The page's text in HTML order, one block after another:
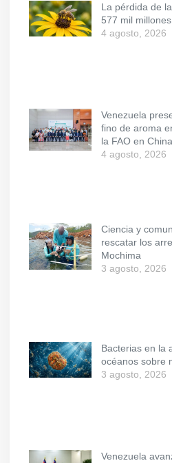
La pérdida de
577 mil
4 agosto, 2026
Venezuela
fino de aroma
la FAO en China
4 agosto, 2026
Ciencia y
rescatar los
Mochima
3 agosto, 2026
Bacterias en la
océanos sobre
3 agosto, 2026
Venezuela